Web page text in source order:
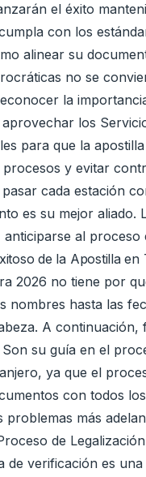
el éxito
con los
alinear su
no se
la
los
para que la
y evitar
cada estación
es su mejor
al
de la Apostilla en
2026 no tiene por
nombres hasta las
A continuación,
su guía en el
ya que el
con todos
más
de
verificación es